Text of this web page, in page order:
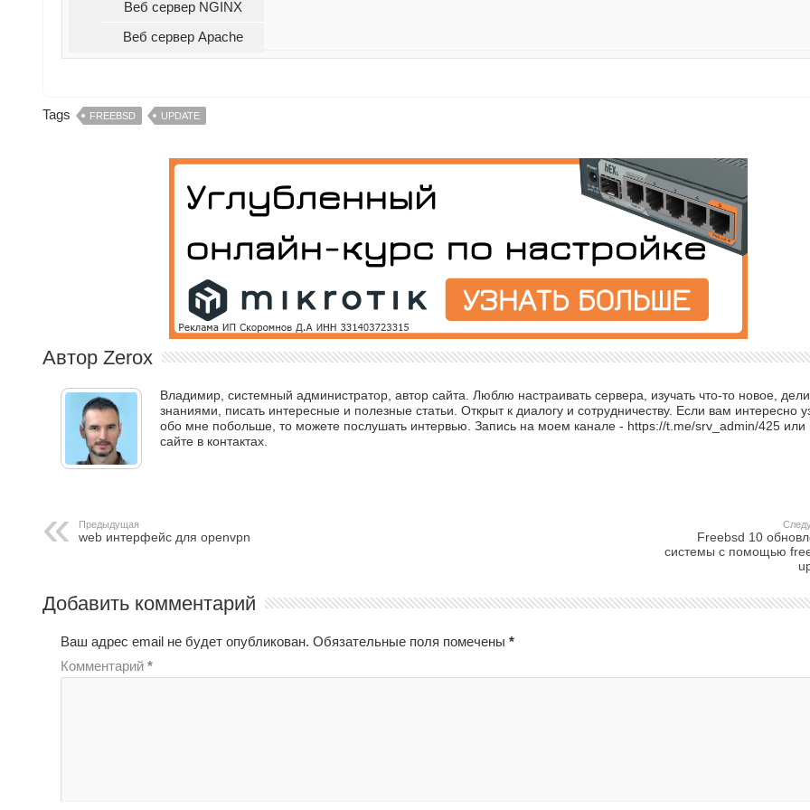
Веб сервер NGINX
Веб сервер Apache
Tags FREEBSD UPDATE
Автор Zerox
Владимир, системный администратор, автор сайта. Люблю настраивать сервера, изучать что-то новое,
знаниями, писать интересные и полезные статьи. Открыт к диалогу и сотрудничеству. Если вам интересно
обо мне побольше, то можете послушать интервью. Запись на моем канале - https://t.me/srv_admin/425 или
сайте в контактах.
Предыдущая
web интерфейс для openvpn
Freebsd 10
системы с помощью
Добавить комментарий
Ваш адрес email не будет опубликован. Обязательные поля помечены *
Комментарий *